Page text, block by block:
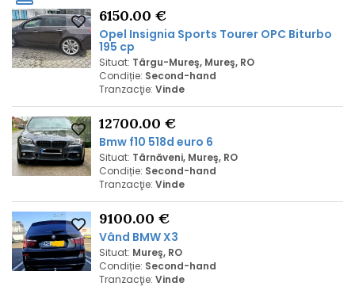
6150.00 €
Opel Insignia Sports Tourer OPC Biturbo
195 cp
Situat: Târgu-Mureş, Mureş, RO
Condiție: Second-hand
Tranzacţie: Vinde
12700.00 €
Bmw f10 518d euro 6
Situat: Târnăveni, Mureş, RO
Condiție: Second-hand
Tranzacţie: Vinde
9100.00 €
Vând BMW X3
Situat: Mureş, RO
Condiție: Second-hand
Tranzacţie: Vinde